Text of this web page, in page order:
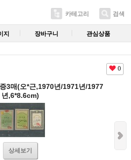
카테고리 검색
지 장바구니 관심상품
0
3매(오*근,1970년/1971년/1977
년,6*8.6cm)
상세보기